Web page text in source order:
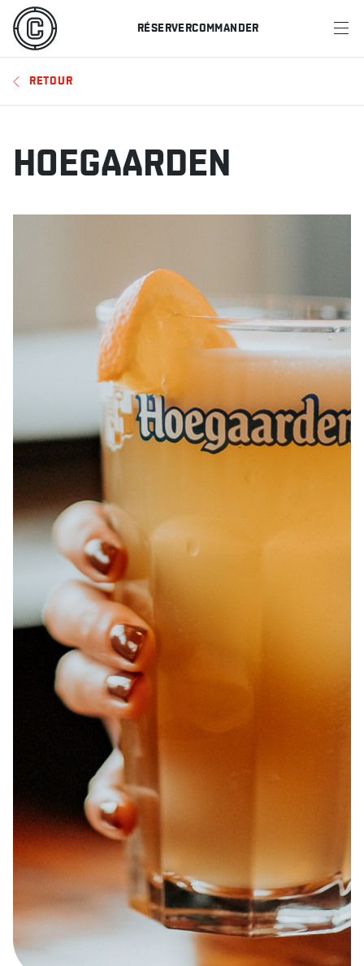
RÉSERVERCOMMANDER
MENU
RESTAURANTS
OFFRES ET PROMOTIONS
RÉSERVER
COMMANDER
EMPLOIS EN ÉPICERIE BOUTIQUE
TRAITEUR ÉVÉNEMENTIEL NOUS JOINDRE
RETOUR
HOEGAARDEN